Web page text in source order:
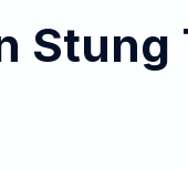
PT
Português العربية